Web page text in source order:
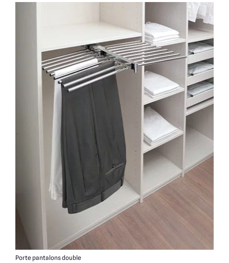
Porte pantalons double